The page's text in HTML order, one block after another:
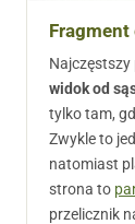
Fragment
Najczęstszy
widok od
tylko tam,
Zwykle to
natomiast
strona to
przelicznik